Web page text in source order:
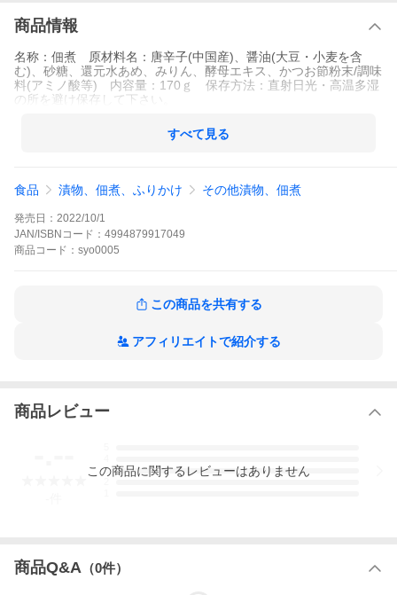
商品情報
名称：佃煮 原材料名：唐辛子(中国産)、醤油(大豆・小麦を含
む)、砂糖、還元水あめ、みりん、酵母エキス、かつお節粉末/調味
料(アミノ酸等) 内容量：170ｇ 保存方法：直射日光・高温多湿
の所を避け保存して下さい。
すべて見る
食品 漬物、佃煮、ふりかけ その他漬物、佃煮
発売日： 2022/10/1
JAN/ISBNコード： 4994879917049
商品 コード： syo0005
この商品を共有する
アフィリエイトで紹介する
商品レビュー
3
この商品に関するレビューはありません
商品Q&A （0件）